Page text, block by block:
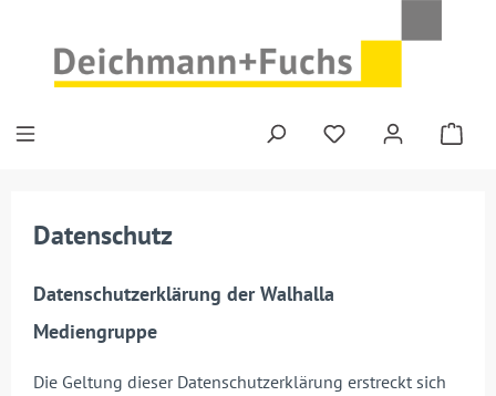
Datenschutz
Datenschutzerklärung der Walhalla
Mediengruppe
Die Geltung dieser Datenschutzerklärung erstreckt sich